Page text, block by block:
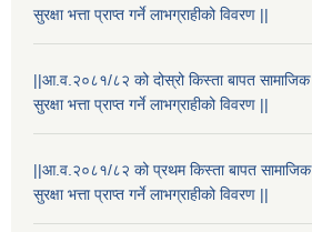
सुरक्षा भत्ता प्राप्त गर्ने लाभग्राहीको विवरण ||
||आ.व.२०८१/८२ को दोस्रो किस्ता बापत सामाजिक
सुरक्षा भत्ता प्राप्त गर्ने लाभग्राहीको विवरण ||
||आ.व.२०८१/८२ को प्रथम किस्ता बापत सामाजिक
सुरक्षा भत्ता प्राप्त गर्ने लाभग्राहीको विवरण ||